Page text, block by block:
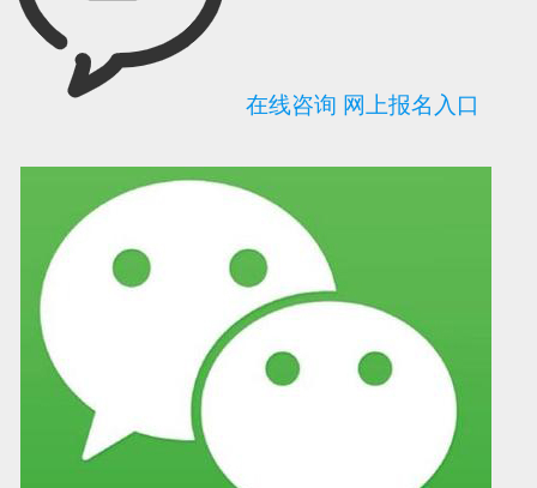
可信网站信用评 网络警察提醒你 诚信网站
在线咨询 网上报名入口